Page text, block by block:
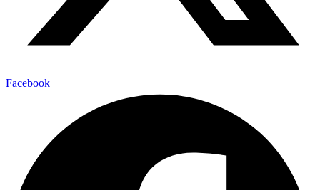
Facebook